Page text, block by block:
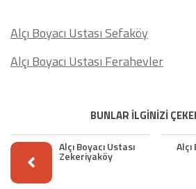
Alçı Boyacı Ustası Sefaköy
Alçı Boyacı Ustası Ferahevler
BUNLAR İLGİNİZİ
Alçı Boyacı Ustası
Zekeriyaköy
Alçı